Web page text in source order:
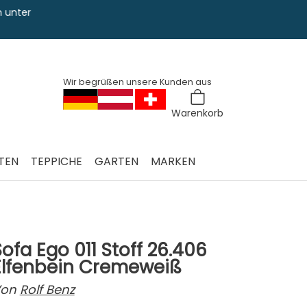
Wir begrüßen unsere Kunden aus
Warenkorb
TEPPICHE GARTEN MARKEN
Ego 011 Stoff 26.406
Cremeweiß
Rolf Benz